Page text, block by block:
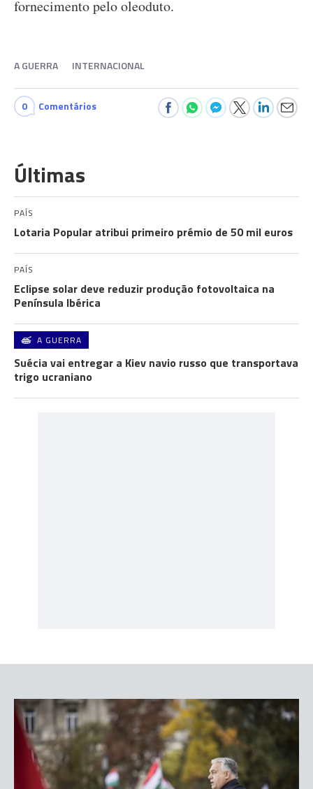
fornecimento pelo oleoduto.
A GUERRA INTERNACIONAL
0 Comentários
Últimas
PAÍS
Lotaria Popular atribui primeiro prémio de 50 mil euros
PAÍS
Eclipse solar deve reduzir produção fotovoltaica na
Península Ibérica
A GUERRA
Suécia vai entregar a Kiev navio russo que transportava
trigo ucraniano